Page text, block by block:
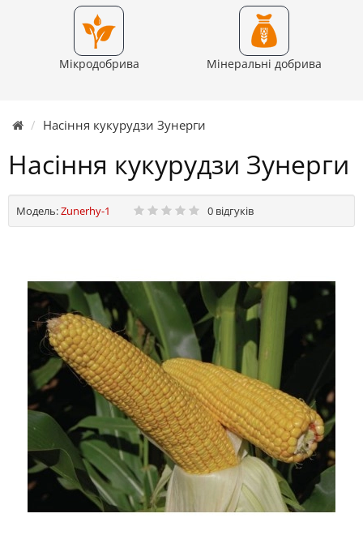
Мікродобрива Мінеральні добрива
Насіння кукурудзи Зунерги
Насіння кукурудзи Зунерги
Модель:Zunerhy-1 0 відгуків